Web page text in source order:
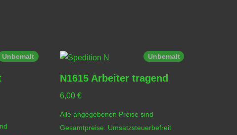
Unbemalt Unbemalt
N1615 Arbeiter tragend
6,00€
Alle angegebenen Preise sind
Gesamtpreise. Umsatzsteuerbefreit